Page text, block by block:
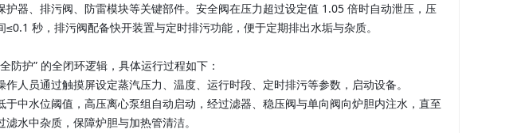
器、排污阀、防雷模块等关键部件。安全阀在压力超过设定值 1.05 倍时自动泄压，压
秒，排污阀配备快开装置与定时排污功能，便于定期排出水垢与杂质。
防护” 的全闭环逻辑，具体运行过程如下：
人员通过触摸屏设定蒸汽压力、温度、运行时段、定时排污等参数，启动设备。
于中水位阈值，高压离心泵组自动启动，经过滤器、稳压阀与单向阀向炉胆内注水，直至
水中杂质，保障炉胆与加热管清洁。